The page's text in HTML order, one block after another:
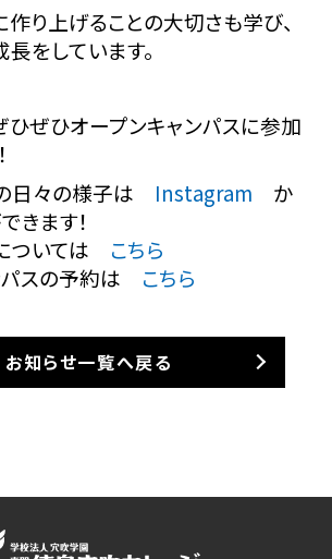
り上げることの大切さも学び、
をしています。
ぜひオープンキャンパスに参加
日々の様子は Instagram か
きます！
ついては こちら
パスの予約は こちら
お知らせ一覧へ戻る